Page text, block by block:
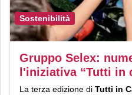
Sostenibilità
Gruppo Selex:
l'iniziativa “Tutti in
La terza edizione di Tutti in